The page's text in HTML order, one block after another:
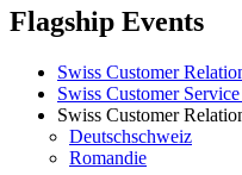
Flagship Events
Swiss Customer
Swiss Customer
Swiss Customer
Deutschschweiz
Romandie